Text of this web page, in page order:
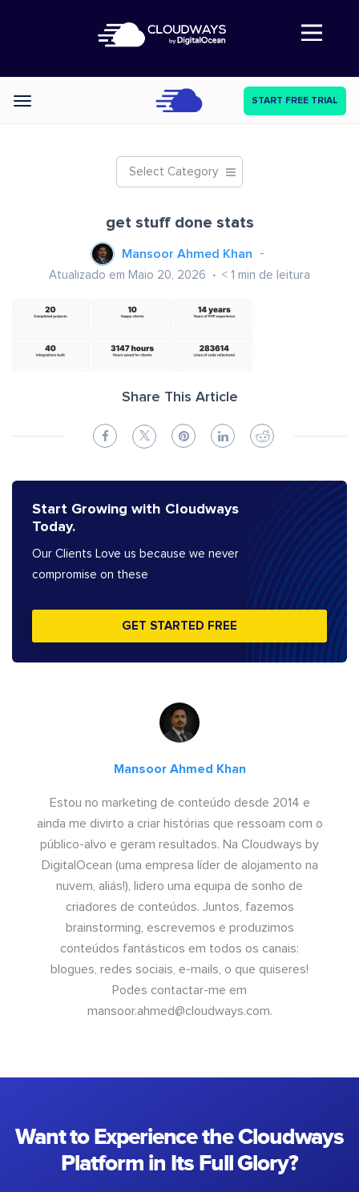
Abre a navegação
Categories START FREE TRIAL
Select Category
get stuff done stats
Mansoor Ahmed Khan
Atualizado em Maio 20, 2026 < 1 min de leitura
Share This Article
Start Growing with Cloudways
Today.
Our Clients Love us because we never
compromise on these
GET STARTED FREE
Mansoor Ahmed Khan
Estou no marketing de conteúdo desde 2014 e
ainda me divirto a criar histórias que ressoam com o
público-alvo e geram resultados. Na Cloudways by
DigitalOcean (uma empresa líder de alojamento na
nuvem, aliás!), lidero uma equipa de sonho de
criadores de conteúdos. Juntos, fazemos
brainstorming, escrevemos e produzimos
conteúdos fantásticos em todos os canais:
blogues, redes sociais, e-mails, o que quiseres!
Podes contactar-me em
mansoor.ahmed@cloudways.com.
Want to Experience the Cloudways
Platform in Its Full Glory?